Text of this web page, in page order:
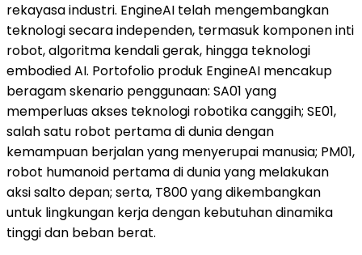
rekayasa industri. EngineAI telah mengembangkan
teknologi secara independen, termasuk komponen inti
robot, algoritma kendali gerak, hingga teknologi
embodied AI. Portofolio produk EngineAI mencakup
beragam skenario penggunaan: SA01 yang
memperluas akses teknologi robotika canggih; SE01,
salah satu robot pertama di dunia dengan
kemampuan berjalan yang menyerupai manusia; PM01,
robot humanoid pertama di dunia yang melakukan
aksi salto depan; serta, T800 yang dikembangkan
untuk lingkungan kerja dengan kebutuhan dinamika
tinggi dan beban berat.